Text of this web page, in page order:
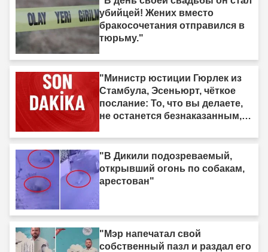
убийцей! Жених вместо
бракосочетания отправился в
тюрьму."
"Министр юстиции Гюрлек из
Стамбула, Эсеньюрт, чёткое
послание: То, что вы делаете,
не останется безнаказанным,
"В Дикили подозреваемый,
открывший огонь по собакам,
арестован"
"Мэр напечатал свой
собственный пазл и раздал его